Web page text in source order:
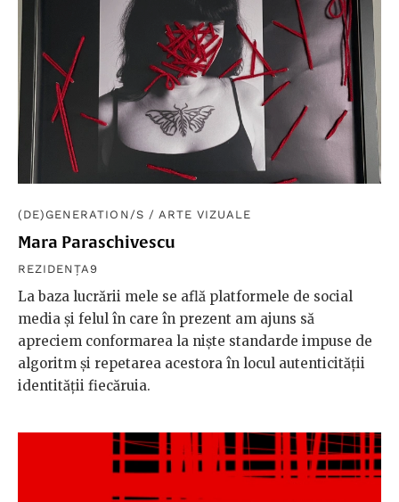
(DE)GENERATION/S / ARTE VIZUALE
Mara Paraschivescu
REZIDENȚA9
La baza lucrării mele se află platformele de social
media şi felul în care în prezent am ajuns să
apreciem conformarea la nişte standarde impuse de
algoritm şi repetarea acestora în locul autenticității
identității fiecăruia.